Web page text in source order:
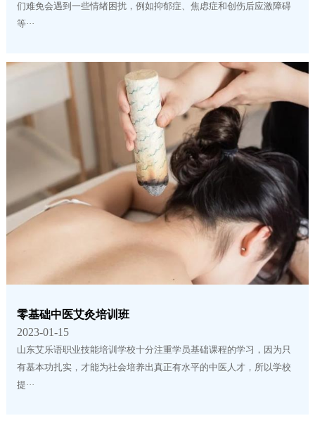
们难免会遇到一些情绪困扰，例如抑郁症、焦虑症和创伤后应激障碍
等···
零基础中医艾灸培训班
2023-01-15
山东艾乐语职业技能培训学校十分注重学员基础课程的学习，因为只
有基本功扎实，才能为社会培养出真正有水平的中医人才，所以学校
提···